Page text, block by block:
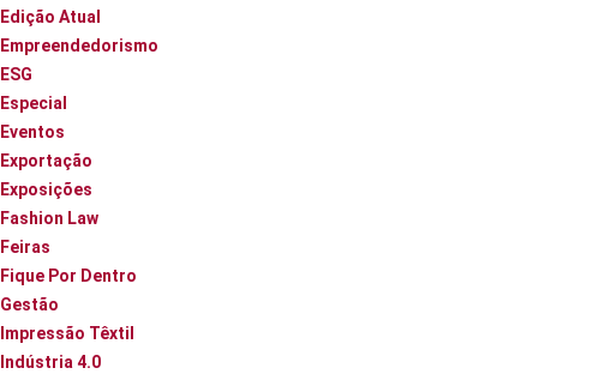
Edição Atual
Empreendedorismo
ESG
Especial
Eventos
Exportação
Exposições
Fashion Law
Feiras
Fique Por Dentro
Gestão
Impressão Têxtil
Indústria 4.0